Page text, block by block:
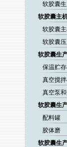
软胶囊
软胶囊主
软胶囊
软胶囊
软胶囊生
保温贮
真空搅
真空泵
软胶囊生
配料罐
胶体磨
软胶囊生